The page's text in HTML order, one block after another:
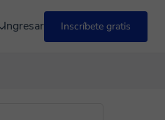
Ingresar Inscríbete gratis